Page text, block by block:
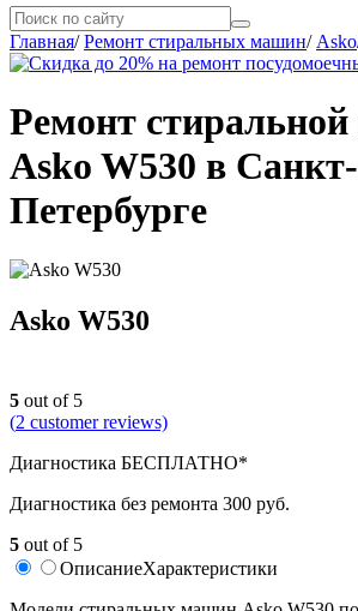
Главная/Ремонт стиральных машин/ Asko
Ремонт
Asko W530 в Санкт-
Петербурге
Asko W530
5 out of 5
(2 customer reviews)
Диагностика БЕСПЛАТНО*
Диагностика без ремонта 300 руб.
5 out of 5
ОписаниеХарактеристики